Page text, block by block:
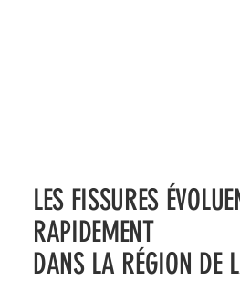
LES FISSURES
RAPIDEMENT
DANS LA RÉGION DE